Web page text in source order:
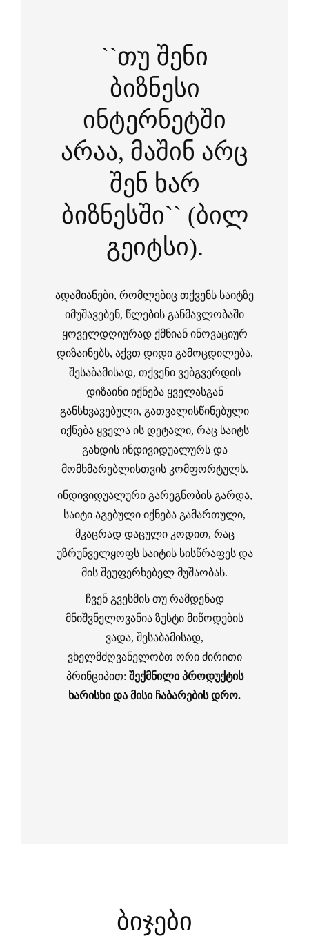
``თუ შენი
ბიზნესი
ინტერნეტში
არაა, მაშინ არც
შენ ხარ
ბიზნესში`` (ბილ
გეიტსი).
ადამიანები, რომლებიც თქვენს საიტზე
იმუშავებენ, წლების განმავლობაში
ყოველდღიურად ქმნიან ინოვაციურ
დიზაინებს, აქვთ დიდი გამოცდილება,
შესაბამისად, თქვენი ვებგვერდის
დიზაინი იქნება ყველასგან
განსხვავებული, გათვალისწინებული
იქნება ყველა ის დეტალი, რაც საიტს
გახდის ინდივიდუალურს და
მომხმარებლისთვის კომფორტულს.
ინდივიდუალური გარეგნობის გარდა,
საიტი აგებული იქნება გამართული,
მკაცრად დაცული კოდით, რაც
უზრუნველყოფს საიტის სისწრაფეს და
მის შეუფერხებელ მუშაობას.
ჩვენ გვესმის თუ რამდენად
მნიშვნელოვანია ზუსტი მიწოდების
ვადა, შესაბამისად,
ვხელმძღვანელობთ ორი ძირითი
პრინციპით: შექმნილი პროდუქტის
ხარისხი და მისი ჩაბარების დრო.
ბიჯები